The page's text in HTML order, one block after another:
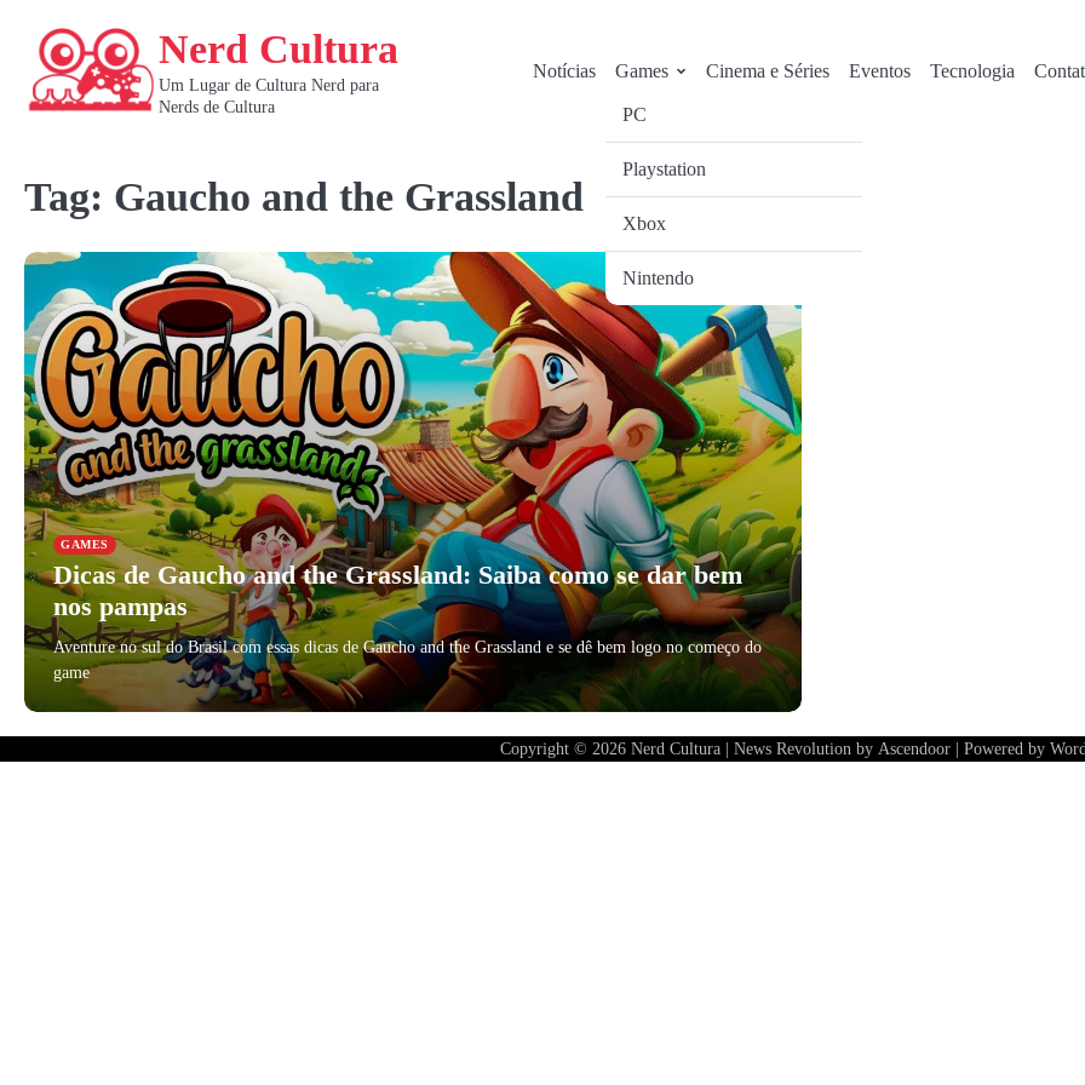
content
Nerd Cultura
Um Lugar de Cultura Nerd para
Nerds de Cultura
Notícias
Games
PC
Playstation
Xbox
Nintendo
Cinema e Séries Eventos Tecnologia
Tag: Gaucho and the Grassland
GAMES
Dicas de Gaucho and the Grassland: Saiba como se dar bem
nos pampas
Aventure no sul do Brasil com essas dicas de Gaucho and the Grassland e se dê bem logo no começo do
game
julho 23, 2025
Copyright © 2026 Nerd Cultura | News Revolution by Ascendoor | Powered by